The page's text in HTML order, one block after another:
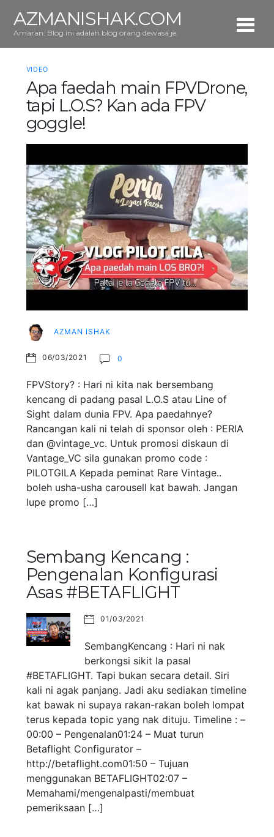
AZMANISHAK.COM
Amaran: Blog ini adalah blog orang dewasa je.
VIDEO
Apa faedah main FPVDrone,
tapi L.O.S? Kan ada FPV
goggle!
AZMAN ISHAK
06/03/2021 0
FPVStory? : Hari ni kita nak bersembang
kencang di padang pasal L.O.S atau Line of
Sight dalam dunia FPV. Apa paedahnye?
Rancangan kali ni telah di sponsor oleh : PERIA
dan @vintage_vc. Untuk promosi diskaun di
Vantage_VC sila gunakan promo code :
PILOTGILA Kepada peminat Rare Vintage..
boleh usha-usha carousell kat bawah. Jangan
lupe promo […]
Sembang Kencang :
Pengenalan Konfigurasi
Asas #BETAFLIGHT
01/03/2021
SembangKencang : Hari ni nak
berkongsi sikit la pasal
#BETAFLIGHT. Tapi bukan secara detail. Siri
kali ni agak panjang. Jadi aku sediakan timeline
kat bawak ni supaya rakan-rakan boleh lompat
terus kepada topic yang nak dituju. Timeline : –
00:00 – Pengenalan01:24 – Muat turun
Betaflight Configurator –
http://betaflight.com01:50 – Tujuan
menggunakan BETAFLIGHT02:07 –
Memahami/mengenalpasti/membuat
pemeriksaan […]